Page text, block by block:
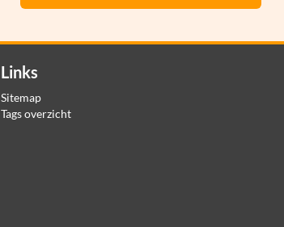
Links
Sitemap
Tags overzicht